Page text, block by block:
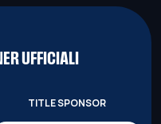
UFFICIALI
TITLE SPONSOR